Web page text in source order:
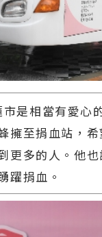
是相當有愛心
擁至捐血站，
更多的人。他
躍捐血。